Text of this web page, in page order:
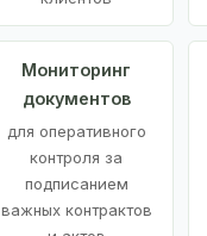
Мониторинг
документов
для оперативного
контроля за
подписанием
важных контрактов